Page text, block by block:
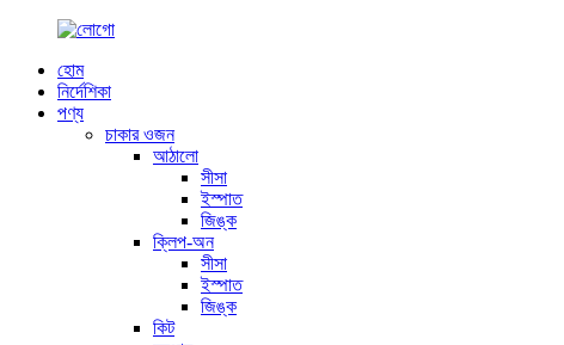
হোম
নির্দেশিকা
পণ্য
চাকার ওজন
আঠালো
সীসা
ইস্পাত
জিঙ্ক
ক্লিপ-অন
সীসা
ইস্পাত
জিঙ্ক
কিট